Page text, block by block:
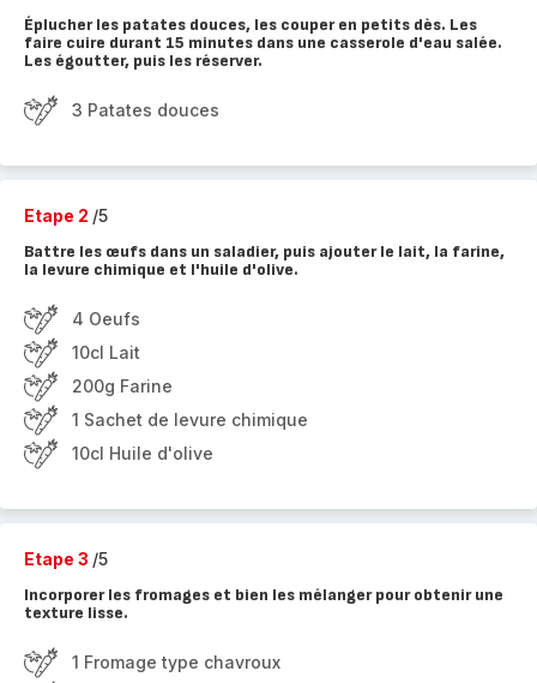
Éplucher les patates douces, les couper en petits dès. Les
faire cuire durant 15 minutes dans une casserole d'eau salée.
Les égoutter, puis les réserver.
3 Patates douces
Etape 2 /5
Battre les œufs dans un saladier, puis ajouter le lait, la farine,
la levure chimique et l'huile d'olive.
4 Oeufs
10cl Lait
200g Farine
1 Sachet de levure chimique
10cl Huile d'olive
Etape 3 /5
Incorporer les fromages et bien les mélanger pour obtenir une
texture lisse.
1 Fromage type chavroux